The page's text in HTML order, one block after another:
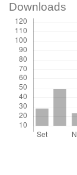
Downloads